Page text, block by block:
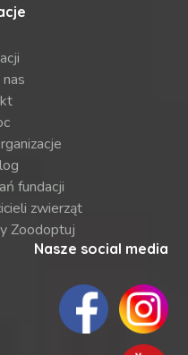
fundacji
zwierząt
Zoodoptuj
Nasze social media